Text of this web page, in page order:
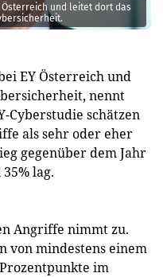
und leitet dort das
EY Österreich und
nennt
Cyberstudie ­schätzen
als sehr oder eher
gegenüber dem Jahr
lag.
Angriffe nimmt zu.
von mindestens einem
im